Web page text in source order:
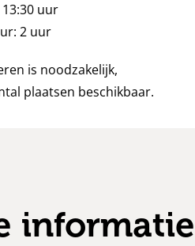
13:30 uur
2 uur
is noodzakelijk,
plaatsen beschikbaar.
informatie